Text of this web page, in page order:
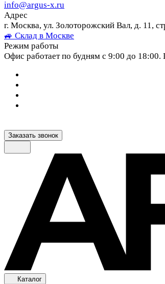
info@argus-x.ru
Адрес
г. Москва, ул. Золоторожский Вал, д. 11,
🚙 Склад в Москве
Режим работы
Офис работает по будням с 9:00 до 18:00.
Заказать звонок
Каталог